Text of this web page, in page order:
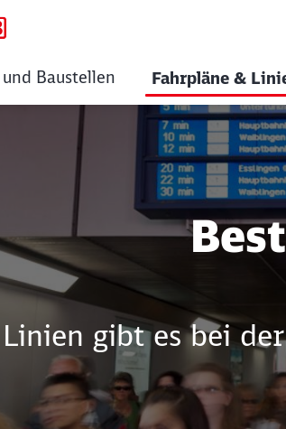
Liniennetz
Baustellen Fahrpläne &
gibt es bei